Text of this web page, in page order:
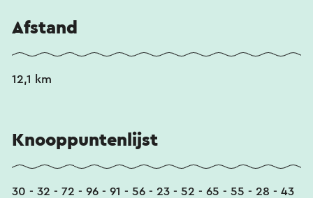
Afstand
12,1 km
Knooppuntenlijst
30 - 32 - 72 - 96 - 91 - 56 - 23 - 52 - 65 - 55 - 28 - 43